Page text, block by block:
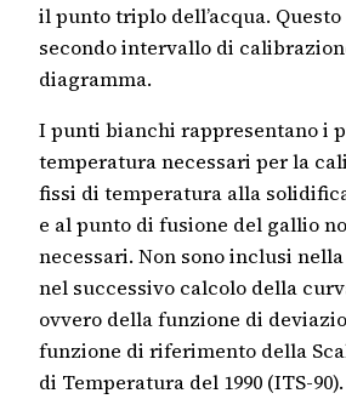
il punto triplo dell’acqua.
secondo intervallo di
diagramma.
I punti bianchi rappresentano i
temperatura necessari per la
fissi di temperatura alla
e al punto di fusione del gallio
necessari. Non sono inclusi
nel successivo calcolo della
ovvero della funzione di
funzione di riferimento della
di Temperatura del 1990 (ITS-90).